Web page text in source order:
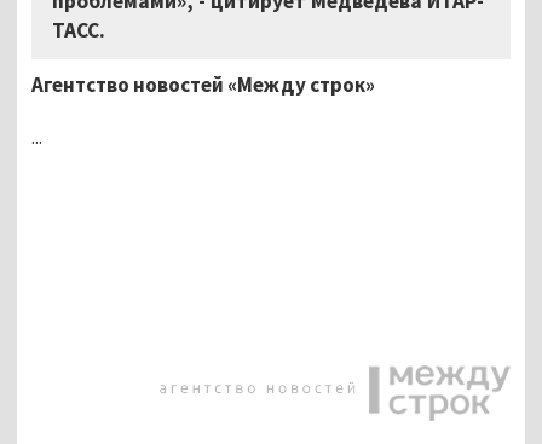
ТАСС.
Агентство новостей «Между строк»
...